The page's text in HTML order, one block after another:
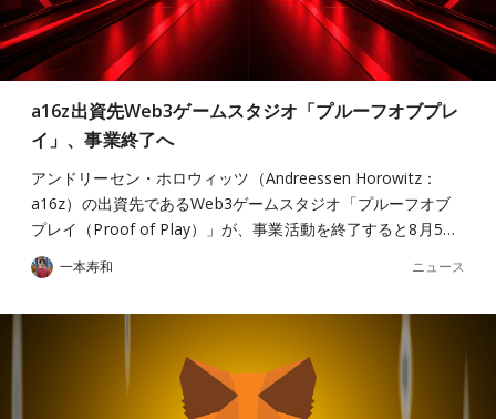
a16z出資先Web3ゲームスタジオ「プルーフオブプレ
イ」、事業終了へ
アンドリーセン・ホロウィッツ（Andreessen Horowitz：
a16z）の出資先であるWeb3ゲームスタジオ「プルーフオブ
プレイ（Proof of Play）」が、事業活動を終了すると8月5…
一本寿和 ニュース